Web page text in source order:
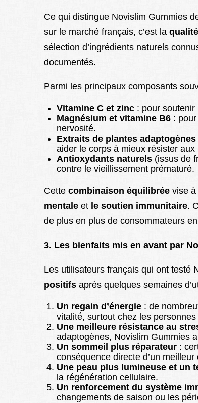
Ce qui distingue Novislim Gummies
sur le marché français, c’est la
sélection d’ingrédients naturels
documentés.
Parmi les principaux composants
Vitamine C et zinc : pour
Magnésium et vitamine B6 :
nervosité.
Extraits de plantes adaptogènes
aider le corps à mieux résister
Antioxydants naturels (issus de
contre le vieillissement prématuré.
Cette combinaison équilibrée vise à
mentale et le soutien immunitaire.
de plus en plus de consommateurs
3. Les bienfaits mis en avant par
Les utilisateurs français qui ont testé
positifs après quelques semaines
Un regain d’énergie : de
vitalité, surtout chez les
Une meilleure résistance au
adaptogènes, Novislim Gummies
Un sommeil plus réparateur :
conséquence directe d’un
Une peau plus lumineuse et un
la régénération cellulaire.
Un renforcement du système
changements de saison ou les